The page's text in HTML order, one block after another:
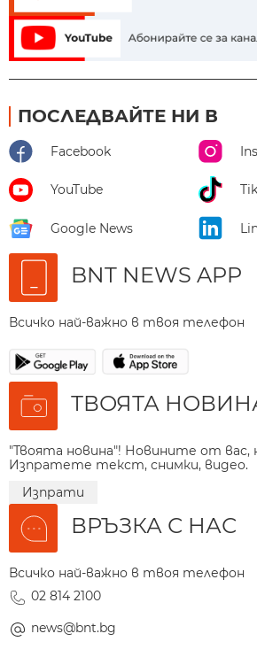
ПОСЛЕДВАЙТЕ НИ В
Facebook
YouTube
Google News
BNT NEWS APP
Всичко най-важно в твоя телефон
ТВОЯТА
"Твоята новина"! Новините от
Изпратете текст, снимки, видео.
Изпрати
ВРЪЗКА С НАС
Всичко най-важно в твоя телефон
02 814 2100
news@bnt.bg